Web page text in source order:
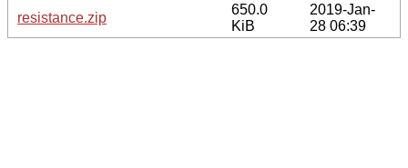
resistance.zip
650.0
KiB
2019-Jan-
28 06:39